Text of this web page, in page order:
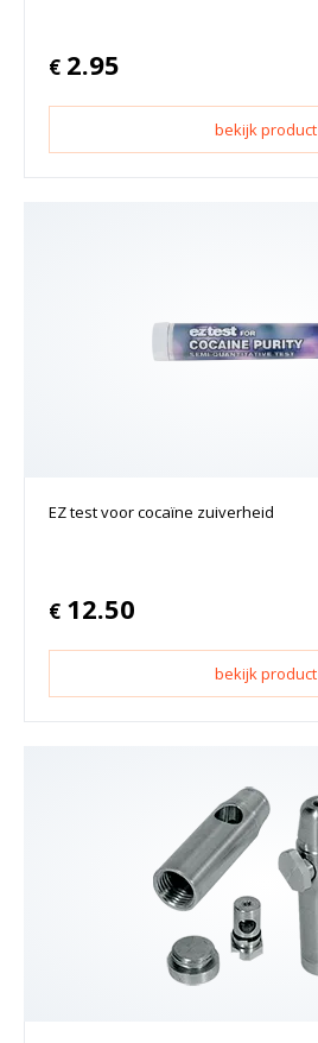
€ 2.95
bekijk product
EZ test voor cocaïne zuiverheid
€ 12.50
bekijk product